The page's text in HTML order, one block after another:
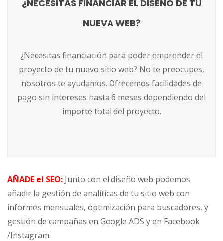
¿NECESITAS FINANCIAR EL DISEÑO DE TU
NUEVA WEB?
¿Necesitas financiación para poder emprender el
proyecto de tu nuevo sitio web? No te preocupes,
nosotros te ayudamos. Ofrecemos facilidades de
pago sin intereses hasta 6 meses dependiendo del
importe total del proyecto.
DE DISEÑO WEB
Nuestros servicios incluyen Gestión del alta del
dominio deseado y hosting, Diseño y creación del
sitio web o tienda online, Formación en la gestión
de tienda online, Soporte constante y Ayuda para
la gestión de campañas, SEO, cupones y
AÑADE el SEO: Junto con el diseño web podemos
añadir la gestión de analíticas de tu sitio web con
informes mensuales, optimización para buscadores, y
gestión de campañas en Google ADS y en Facebook
/Instagram.